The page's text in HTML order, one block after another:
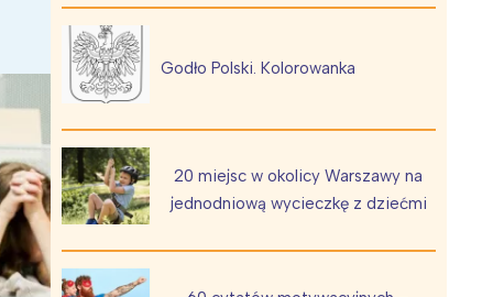
Godło Polski. Kolorowanka
20 miejsc w okolicy Warszawy na
jednodniową wycieczkę z dziećmi